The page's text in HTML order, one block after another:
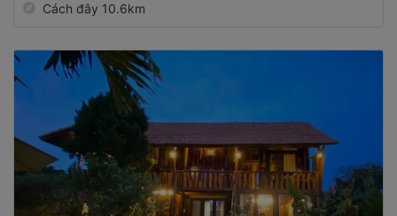
Cách đây 10.6km